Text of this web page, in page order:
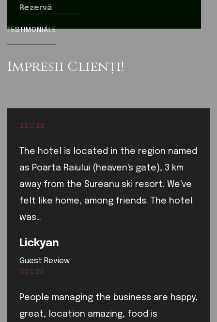
Rezervă
TESTIMONIALE
Impresii Clienți!
The hotel is located in the region named
as Poarta Raiului (heaven's gate), 3 km
away from the Sureanu ski resort. We've
felt like home, among friends. The hotel
was…
Lickyan
Guest Review
People managing the business are happy,
great, location amazing, food is